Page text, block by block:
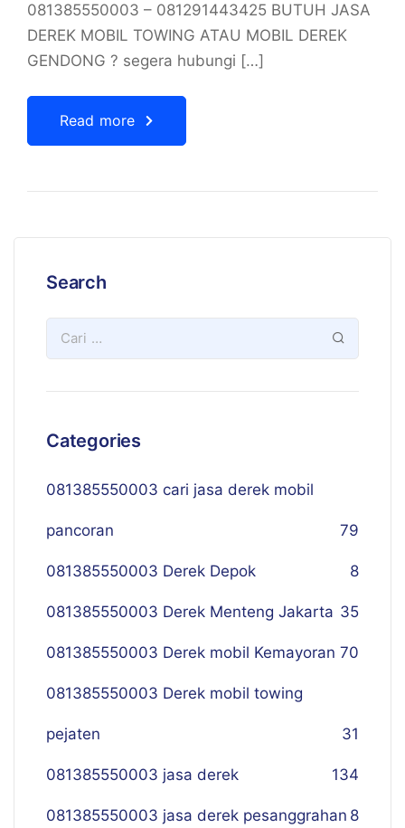
081385550003 – 081291443425 BUTUH JASA
DEREK MOBIL TOWING ATAU MOBIL DEREK
GENDONG ? segera hubungi […]
Read more
Search
Categories
081385550003 cari jasa derek mobil
pancoran 79
081385550003 Derek Depok 8
081385550003 Derek Menteng Jakarta 35
081385550003 Derek mobil Kemayoran 70
081385550003 Derek mobil towing
pejaten 31
081385550003 jasa derek 134
081385550003 jasa derek pesanggrahan 8